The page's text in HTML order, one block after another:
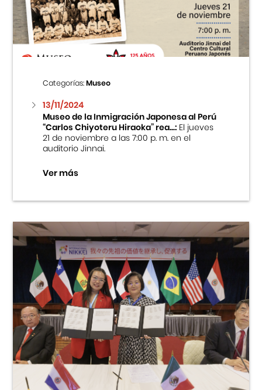
Centro Cultural Peruano Japonés
Cursos
Museo de la Inmigración Japonesa
Fondo Editorial
Teatro Peruano Japonés
Categorías:Museo
13/11/2024
Museo de la Inmigración Japonesa al Perú
“Carlos Chiyoteru Hiraoka” rea...:El jueves
21 de noviembre a las 7:00 p. m. en el
auditorio Jinnai.
Ver más